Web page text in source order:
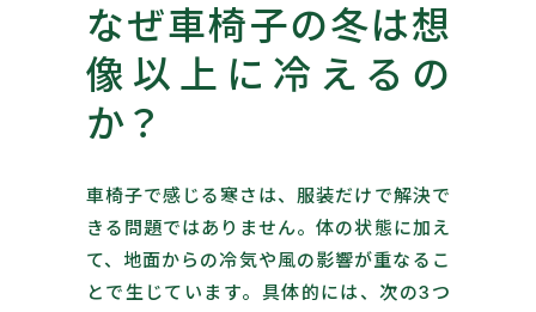
なぜ車椅子の冬は想
像以上に冷えるの
か？
車椅子で感じる寒さは、服装だけで解決で
きる問題ではありません。体の状態に加え
て、地面からの冷気や風の影響が重なるこ
とで生じています。具体的には、次の3つ